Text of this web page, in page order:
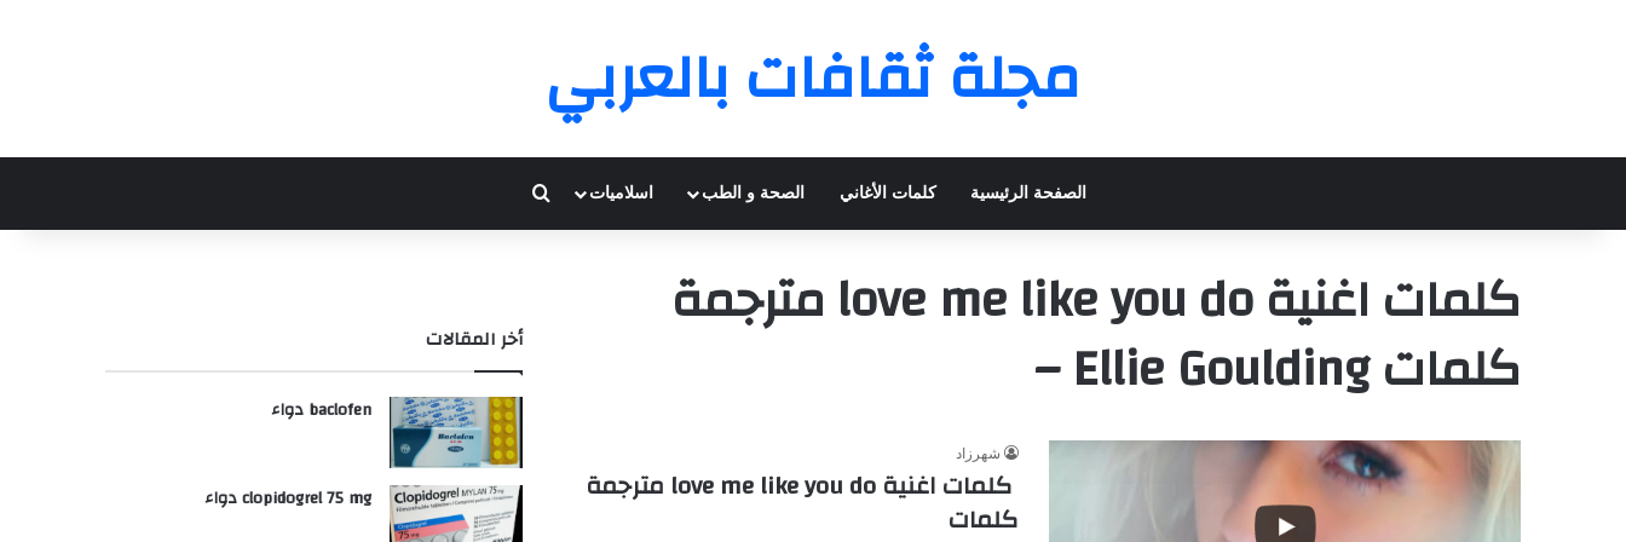
مجلة ثقافات بالعربي
الصفحة الرئيسية كلمات الأغاني الصحة و الطب اسلاميات
كلمات اغنية love me like you do مترجمة
كلمات Ellie Goulding –
شهرزاد
كلمات اغنية love me like you do مترجمة
كلمات
أخر المقالات
baclofen دواء
clopidogrel 75 mg دواء